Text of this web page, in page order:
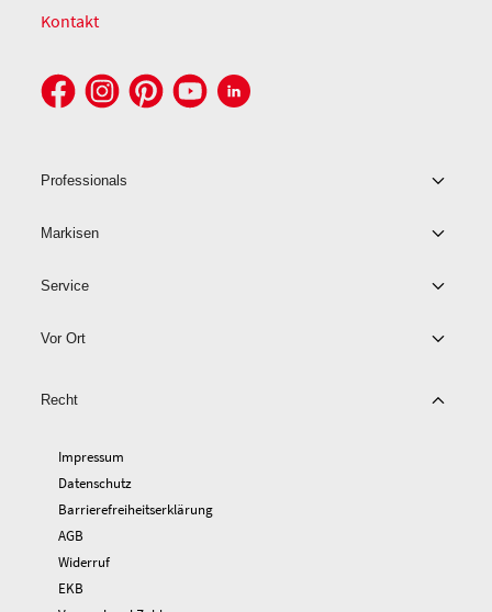
Kontakt
Professionals
Markisen
Service
Vor Ort
Recht
Impressum
Datenschutz
Barrierefreiheitserklärung
AGB
Widerruf
EKB